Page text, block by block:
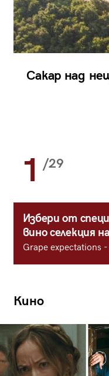
Сакар над
1 /29
Избери от
вино селекция
Grape expectations
Кино